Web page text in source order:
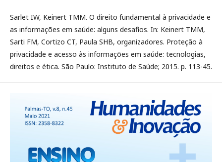
Sarlet IW, Keinert TMM. O direito fundamental à privacidade e
as informações em saúde: alguns desafios. In: Keinert TMM,
Sarti FM, Cortizo CT, Paula SHB, organizadores. Proteção à
privacidade e acesso às informações em saúde: tecnologias,
direitos e ética. São Paulo: Instituto de Saúde; 2015. p. 113-45.